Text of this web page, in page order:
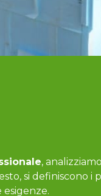
,
si definiscono i
esigenze.